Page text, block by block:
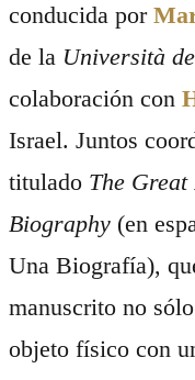
conducida por
de la Università
colaboración con
Israel. Juntos
titulado The
Biography (en
Una Biografía),
manuscrito no
objeto físico con